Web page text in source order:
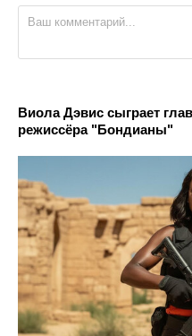
Виола Дэвис сыграет
режиссёра "Бондианы"